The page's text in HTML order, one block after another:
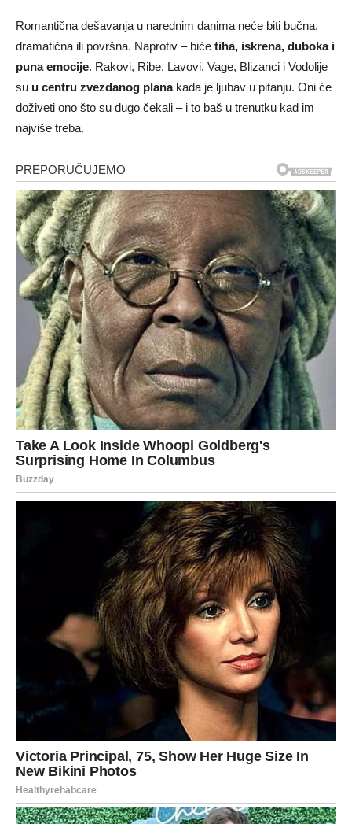
Romantična dešavanja u narednim danima neće biti bučna,
dramatična ili površna. Naprotiv – biće tiha, iskrena, duboka i
puna emocije. Rakovi, Ribe, Lavovi, Vage, Blizanci i Vodolije
su u centru zvezdanog planakada je ljubav u pitanju. Oni će
doživeti ono što su dugo čekali – i to baš u trenutku kad im
najviše treba.